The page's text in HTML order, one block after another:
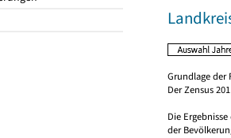
Grundlage der
Der Zensus
Die
der